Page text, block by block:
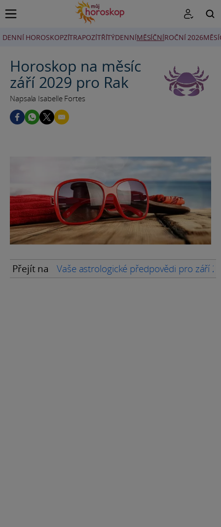
DENNÍ HOROSKOPZÍTRAPOZÍTŘÍTÝDENNÍMĚSÍČNÍROČNÍ 2026
Horoskop na měsíc
září 2029 pro Rak
Napsala Isabelle Fortes
Přejít na Vaše astrologické předpovědi pro září